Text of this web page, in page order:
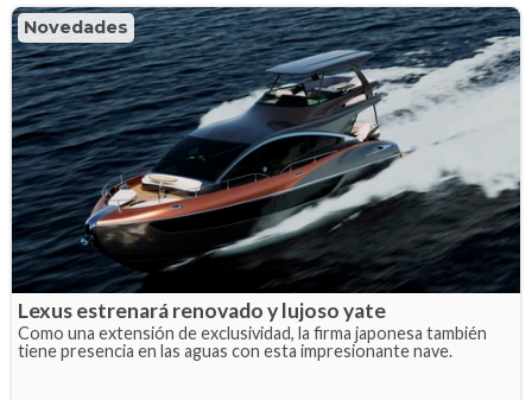
Novedades
Lexus estrenará renovado y lujoso yate
Como una extensión de exclusividad, la firma japonesa también
tiene presencia en las aguas con esta impresionante nave.